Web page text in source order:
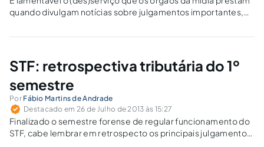
quando divulgam notícias sobre julgamentos importantes,
maniqueísta e simplório entre o bem e o mal.
STF: retrospectiva tributária do 1º
semestre
Por Fábio Martins de Andrade
Destacado em 26 de Julho de 2013 às 15:27
Finalizado o semestre forense de regular funcionamento do
STF, cabe lembrar em retrospecto os principais julgamentos